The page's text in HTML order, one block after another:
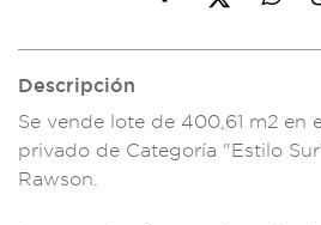
Descripción
Se vende lote de 400,61 m2 en
privado de Categoría "Estilo
Rawson.